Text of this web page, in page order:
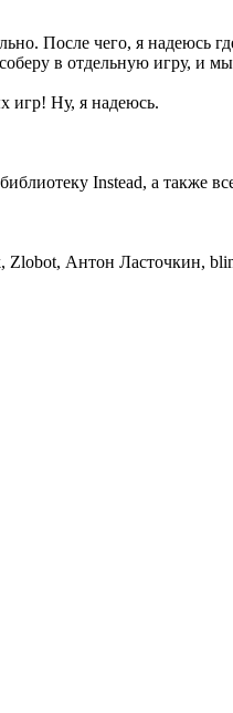
После чего, я надеюсь
в отдельную игру, и
игр! Ну, я надеюсь.
Instead, а также
Антон Ласточкин,